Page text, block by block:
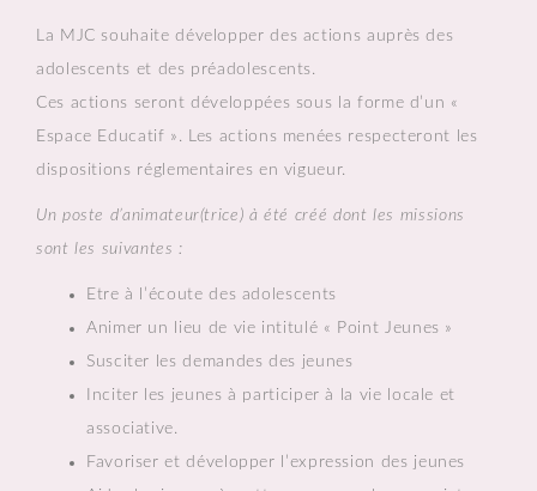
La MJC souhaite développer des actions auprès des
adolescents et des préadolescents.
Ces actions seront développées sous la forme d’un «
Espace Educatif ». Les actions menées respecteront les
dispositions réglementaires en vigueur.
Un poste d’animateur(trice) à été créé dont les missions
sont les suivantes :
Etre à l’écoute des adolescents
Animer un lieu de vie intitulé « Point Jeunes »
Susciter les demandes des jeunes
Inciter les jeunes à participer à la vie locale et
associative.
Favoriser et développer l’expression des jeunes